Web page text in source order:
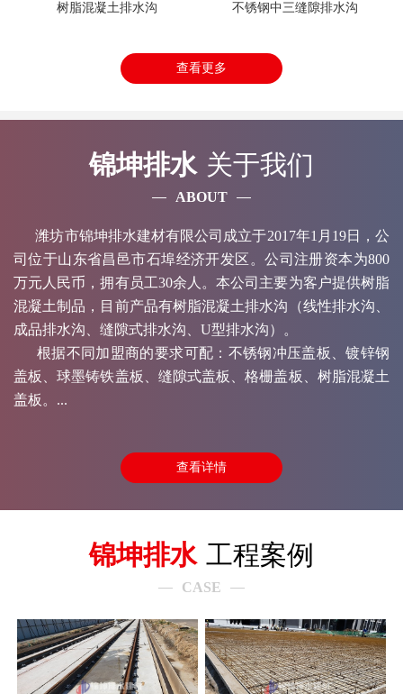
树脂混凝土排水沟 不锈钢中三缝隙排水沟
查看更多
锦坤排水 关于我们
ABOUT
潍坊市锦坤排水建材有限公司成立于2017年1月19日，公
司位于山东省昌邑市石埠经济开发区。公司注册资本为800
万元人民币，拥有员工30余人。本公司主要为客户提供树脂
混凝土制品，目前产品有树脂混凝土排水沟（线性排水沟、
成品排水沟、缝隙式排水沟、U型排水沟）。
根据不同加盟商的要求可配：不锈钢冲压盖板、镀锌钢
盖板、球墨铸铁盖板、缝隙式盖板、格栅盖板、树脂混凝土
盖板。...
查看详情
锦坤排水 工程案例
CASE